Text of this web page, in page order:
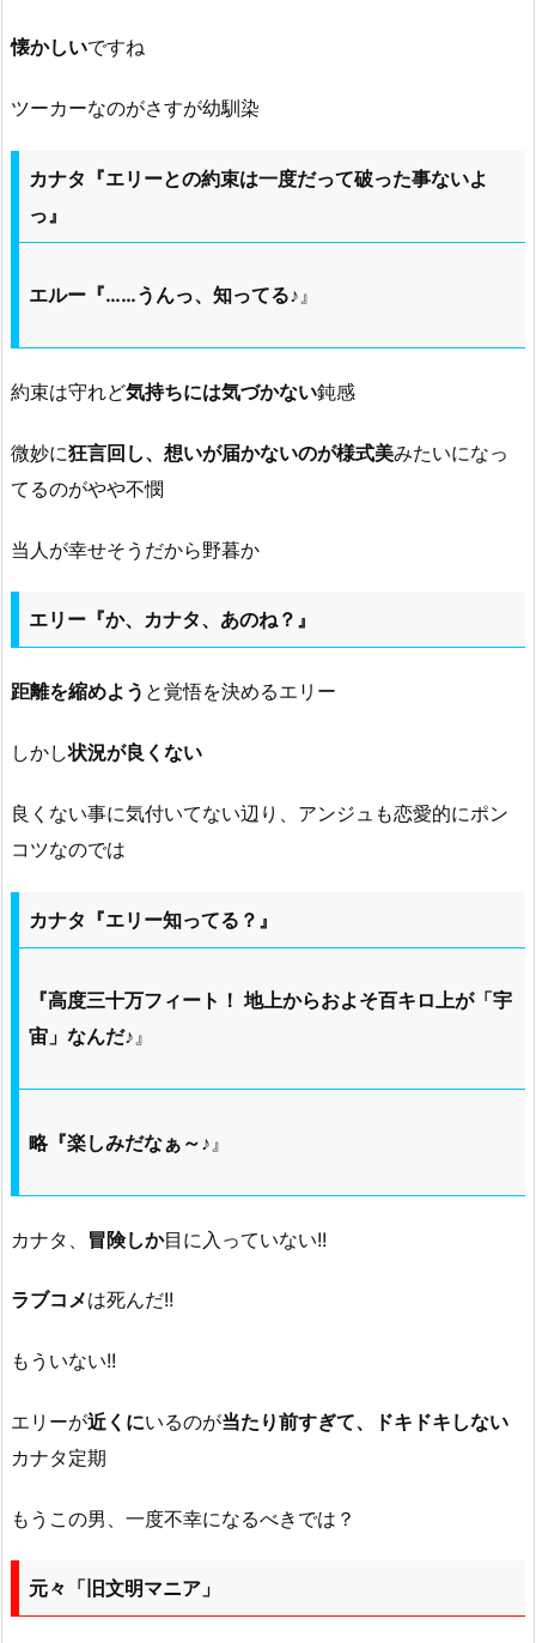
懐かしいですね
ツーカーなのがさすが幼馴染
カナタ『エリーとの約束は一度だって破った事ないよ
っ』
エルー『……うんっ、知ってる♪』
約束は守れど気持ちには気づかない鈍感
微妙に狂言回し、想いが届かないのが様式美みたいになっ
てるのがやや不憫
当人が幸せそうだから野暮か
エリー『か、カナタ、あのね？』
距離を縮めよう と覚悟を決めるエリー
しかし状況が良くない
良くない事に気付いてない辺り、アンジュも恋愛的にポン
コツなのでは
カナタ『エリー知ってる？』
『高度三十万フィート！ 地上からおよそ百キロ上が「宇
宙」なんだ♪』
略『楽しみだなぁ～♪ 』
カナタ、 冒険しか目に入っていない!!
ラブコメは死んだ!!
もういない!!
エリーが近くにいるのが当たり前すぎて、ドキドキしない
カナタ定期
もうこの男、一度不幸になるべきでは？
元々「旧文明マニア」